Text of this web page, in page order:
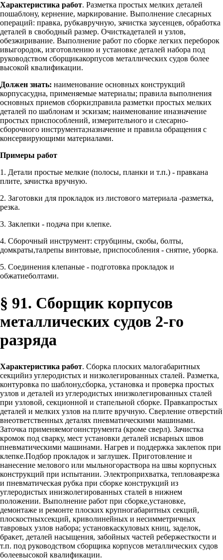
Характеристика работ. Разметка простых мелких деталей
пошаблону, кернение, маркирование. Выполнение слесарных
операций: правка, рубкавручную, зачистка заусенцев, обработка
деталей в свободный размер. Очисткадеталей и узлов,
обезжиривание. Выполнение работ по сборке легких переборок
ивыгородок, изготовлению и установке деталей набора под
руководством сборщикакорпусов металлических судов более
высокой квалификации.
Должен знать: наименование основных конструкций
корпусасудна, применяемые материалы; правила выполнения
основных приемов сборки;правила разметки простых мелких
деталей по шаблонам и эскизам; наименование иназначение
простых приспособлений, измерительного и слесарно-
сборочного инструмента;назначение и правила обращения с
консервирующими материалами.
Примеры работ
1. Детали простые мелкие (полосы, планки и т.п.) - правкана
плите, зачистка вручную.
2. Заготовки для прокладок из листового материала -разметка,
резка.
3. Заклепки - подача при клепке.
4. Сборочный инструмент: струбцины, скобы, болты,
домкраты,талрепы винтовые, приспособления - снятие, уборка.
5. Соединения клепаные - подготовка прокладок и
обжатиеболтами.
§ 91. Сборщик корпусов
металлических судов 2-го
разряда
Характеристика работ. Сборка плоских малогабаритных
секцийиз углеродистых и низколегированных сталей. Разметка,
контуровка по шаблону,сборка, установка и проверка простых
узлов и деталей из углеродистых инизколегированных сталей
при узловой, секционной и стапельной сборке. Правкапростых
деталей и мелких узлов на плите вручную. Сверление отверстий
внеответственных деталях пневматическими машинами.
Заточка применяемогоинструмента (кроме сверл). Зачистка
кромок под сварку, мест установки деталей исварных швов
пневматическими машинами. Нагрев и поддержка заклепок при
клепке.Подбор прокладок и заглушек. Приготовление и
нанесение мелового или мыльногораствора на швы корпусных
конструкций при испытании. Электроприхватка, тепловаярезка
и пневматическая рубка при сборке конструкций из
углеродистых инизколегированных сталей в нижнем
положении. Выполнение работ при сборке,установке,
демонтаже и ремонте плоских крупногабаритных секций,
плоскостныхсекций, криволинейных и несимметричных
тавровых узлов набора; установкаскуловых книц, заделок,
бракет, деталей насыщения, забойных частей ребержесткости и
т.п. под руководством сборщика корпусов металлических судов
болеевысокой квалификации.